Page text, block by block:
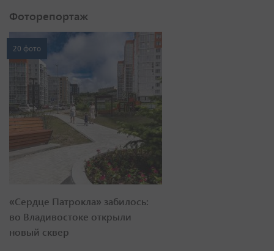
Фоторепортаж
20 фото
«Сердце Патрокла» забилось:
во Владивостоке открыли
новый сквер